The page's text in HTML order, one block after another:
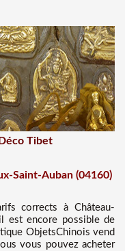
Déco Tibet
Saint-Auban (04160)
corrects à Château-
est encore possible de
ObjetsChinois vend
vous pouvez acheter